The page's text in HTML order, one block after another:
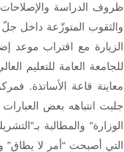
ظروف الدراسة والإصلاحات
والثقوب المتوزّعة داخل
للجامعة العامة للتعليم
معاينة قاعة الأساتذة.
جلبت انتباهه بعض العبارات
الوزارة” والمطالبة
التي أصبحت “أمر لا